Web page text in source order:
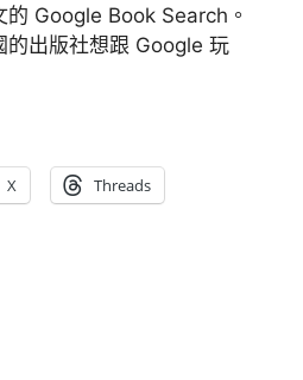
Google Book Search。
的出版社想跟 Google 玩
X Threads